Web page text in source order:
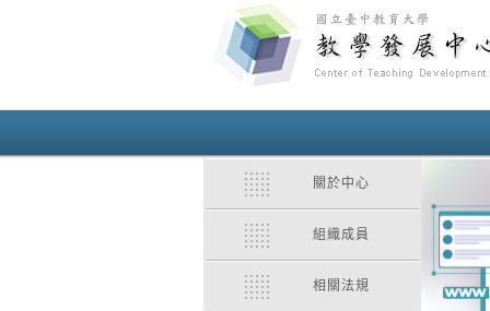
關於中心
組織成員
相關法規